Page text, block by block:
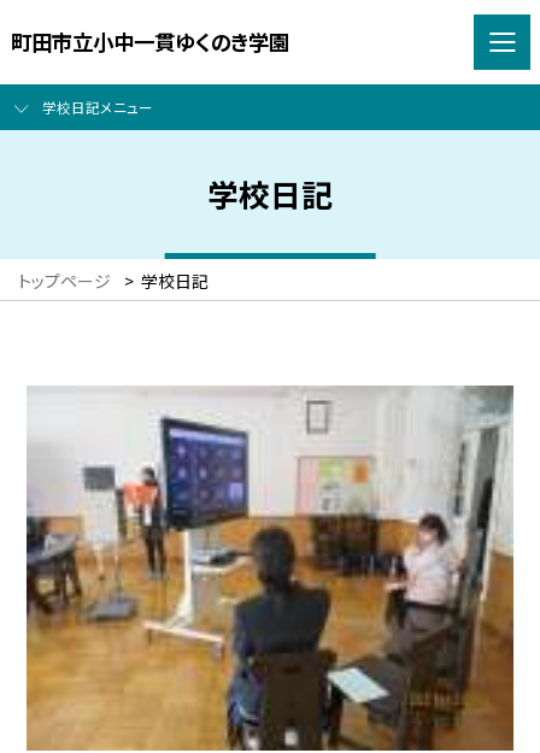
町田市立小中一貫ゆくのき学園
学校日記メニュー
学校日記
トップページ > 学校日記